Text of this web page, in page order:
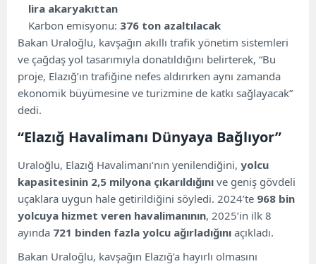
lira akaryakıttan
Karbon emisyonu: 376 ton azaltılacak
Bakan Uraloğlu, kavşağın akıllı trafik yönetim sistemleri
ve çağdaş yol tasarımıyla donatıldığını belirterek, “Bu
proje, Elazığ’ın trafiğine nefes aldırırken aynı zamanda
ekonomik büyümesine ve turizmine de katkı sağlayacak”
dedi.
“Elazığ Havalimanı Dünyaya Bağlıyor”
Uraloğlu, Elazığ Havalimanı’nın yenilendiğini, yolcu
kapasitesinin 2,5 milyona çıkarıldığını ve geniş gövdeli
uçaklara uygun hale getirildiğini söyledi. 2024’te 968 bin
yolcuya hizmet veren havalimanının, 2025’in ilk 8
ayında 721 binden fazla yolcu ağırladığını açıkladı.
Bakan Uraloğlu, kavşağın Elazığ’a hayırlı olmasını